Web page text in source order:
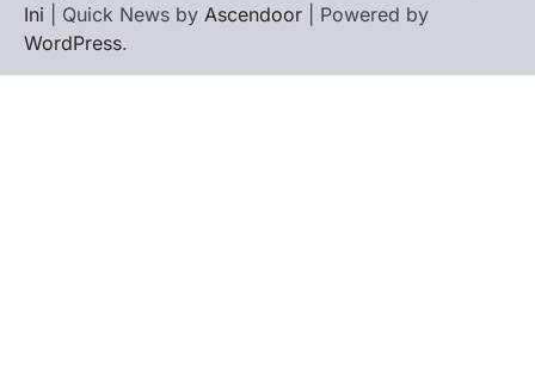
Ini | Quick News by Ascendoor | Powered by
WordPress.